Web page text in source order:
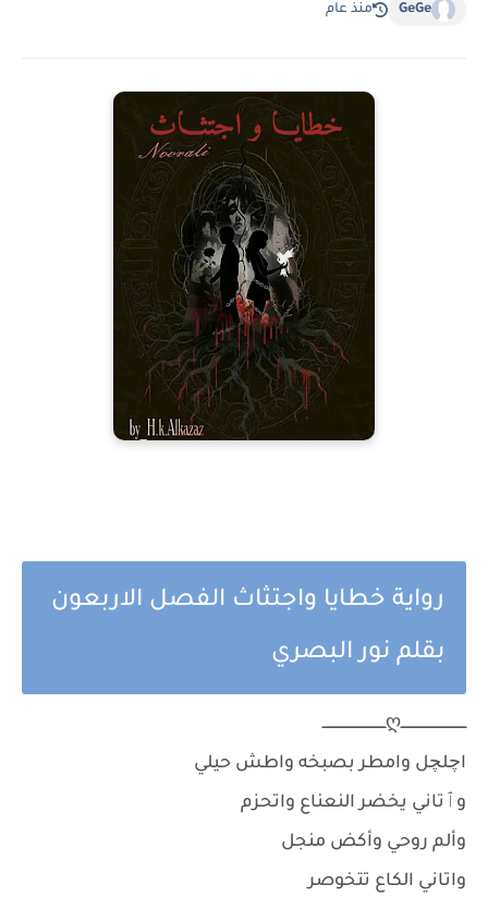
GeGe منذ عام
رواية خطايا واجتثاث الفصل الاربعون
بقلم نور البصري
ــــــــــــــــــــــــــــــღـــــــــــــــــــــــــــــ
اچلچل وامطر بصبخه واطش حيلي
وٱتاني يخضر النعناع واتحزم
وألم روحي وأكض منجل
واتاني الكاع تتخوصر